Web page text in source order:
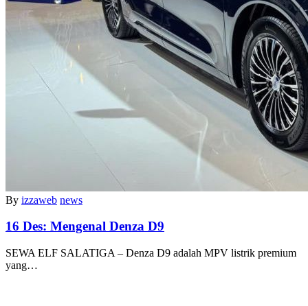
By izzaweb news
16 Des: Mengenal Denza D9
SEWA ELF SALATIGA – Denza D9 adalah MPV listrik premium
yang…